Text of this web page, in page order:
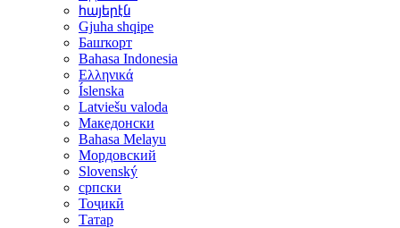
հայերէն
Gjuha shqipe
Башҡорт
Bahasa Indonesia
Ελληνικά
Íslenska
Latviešu valoda
Македонски
Bahasa Melayu
Мордовский
Slovenský
српски
Тоҷикӣ
Татар